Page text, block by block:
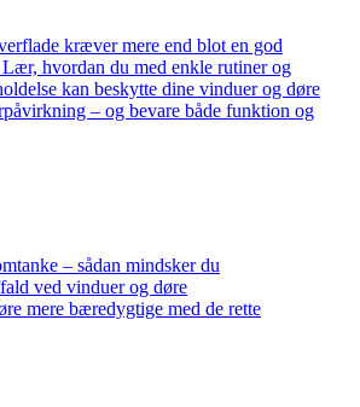
kræver mere end blot en god
hvordan du med enkle rutiner og
kan beskytte dine vinduer og døre
– og bevare både funktion og
– sådan mindsker du
ved vinduer og døre
mere bæredygtige med de rette